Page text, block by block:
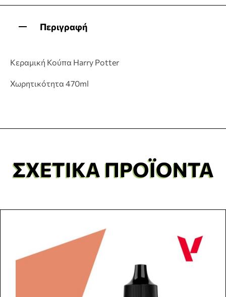
Περιγραφή
Κεραμική Κούπα Harry Potter
Χωρητικότητα 470ml
ΣΧΕΤΙΚΆ ΠΡΟΪΌΝΤΑ